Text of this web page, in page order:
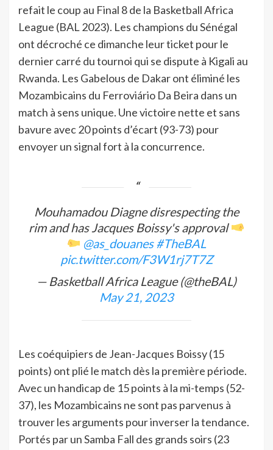
refait le coup au Final 8 de la Basketball Africa
League (BAL 2023). Les champions du Sénégal
ont décroché ce dimanche leur ticket pour le
dernier carré du tournoi qui se dispute à Kigali au
Rwanda. Les Gabelous de Dakar ont éliminé les
Mozambicains du Ferroviário Da Beira dans un
match à sens unique. Une victoire nette et sans
bavure avec 20 points d’écart (93-73) pour
envoyer un signal fort à la concurrence.
Mouhamadou Diagne disrespecting the
rim and has Jacques Boissy's approval
@as_douanes#TheBAL
pic.twitter.com/F3W1rj7T7Z
— Basketball Africa League (@theBAL)
May 21, 2023
Les coéquipiers de Jean-Jacques Boissy (15
points) ont plié le match dès la première période.
Avec un handicap de 15 points à la mi-temps (52-
37), les Mozambicains ne sont pas parvenus à
trouver les arguments pour inverser la tendance.
Portés par un Samba Fall des grands soirs (23